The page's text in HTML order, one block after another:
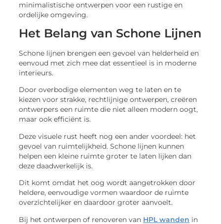
minimalistische ontwerpen voor een rustige en
ordelijke omgeving.
Het Belang van Schone Lijnen
Schone lijnen brengen een gevoel van helderheid en
eenvoud met zich mee dat essentieel is in moderne
interieurs.
Door overbodige elementen weg te laten en te
kiezen voor strakke, rechtlijnige ontwerpen, creëren
ontwerpers een ruimte die niet alleen modern oogt,
maar ook efficiënt is.
Deze visuele rust heeft nog een ander voordeel: het
gevoel van ruimtelijkheid. Schone lijnen kunnen
helpen een kleine ruimte groter te laten lijken dan
deze daadwerkelijk is.
Dit komt omdat het oog wordt aangetrokken door
heldere, eenvoudige vormen waardoor de ruimte
overzichtelijker en daardoor groter aanvoelt.
Bij het ontwerpen of renoveren van HPL wanden in